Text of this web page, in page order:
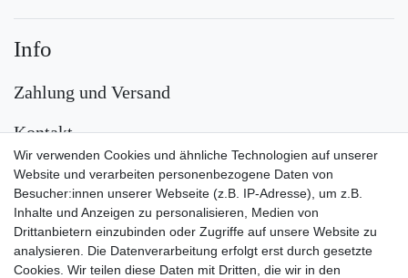
Wir verwenden Cookies und ähnliche Technologien auf unserer
Website und verarbeiten personenbezogene Daten von
Besucher:innen unserer Webseite (z.B. IP-Adresse), um z.B.
Inhalte und Anzeigen zu personalisieren, Medien von
Drittanbietern einzubinden oder Zugriffe auf unsere Website zu
analysieren. Die Datenverarbeitung erfolgt erst durch gesetzte
Cookies. Wir teilen diese Daten mit Dritten, die wir in den
Info
Zahlung und Versand
Kontakt
Versand